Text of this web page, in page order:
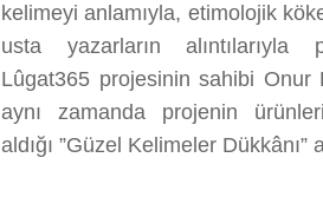
kelimeyi anlamıyla, etimolojik
usta yazarların alıntılarıyla
Lûgat365 projesinin sahibi Onur
aynı zamanda projenin
aldığı ”Güzel Kelimeler Dükkânı”